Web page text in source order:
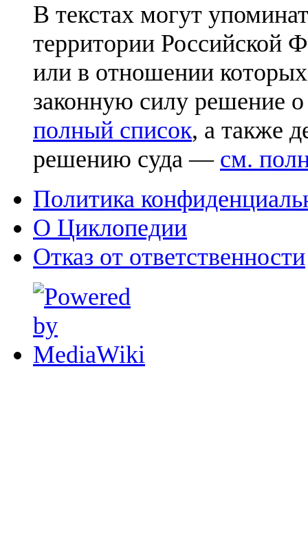
В текстах могут
территории Российской
или в отношении
законную силу решение
полный список, а также
решению суда — см.
Политика
О Циклопедии
Отказ от ответственности